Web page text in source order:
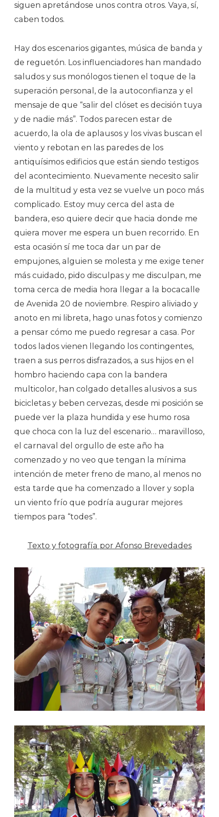
siguen apretándose unos contra otros. Vaya, sí,
caben todos.
Hay dos escenarios gigantes, música de banda y
de reguetón. Los influenciadores han mandado
saludos y sus monólogos tienen el toque de la
superación personal, de la autoconfianza y el
mensaje de que “salir del clóset es decisión tuya
y de nadie más”. Todos parecen estar de
acuerdo, la ola de aplausos y los vivas buscan el
viento y rebotan en las paredes de los
antiquísimos edificios que están siendo testigos
del acontecimiento. Nuevamente necesito salir
de la multitud y esta vez se vuelve un poco más
complicado. Estoy muy cerca del asta de
bandera, eso quiere decir que hacia donde me
quiera mover me espera un buen recorrido. En
esta ocasión sí me toca dar un par de
empujones, alguien se molesta y me exige tener
más cuidado, pido disculpas y me disculpan, me
toma cerca de media hora llegar a la bocacalle
de Avenida 20 de noviembre. Respiro aliviado y
anoto en mi libreta, hago unas fotos y comienzo
a pensar cómo me puedo regresar a casa. Por
todos lados vienen llegando los contingentes,
traen a sus perros disfrazados, a sus hijos en el
hombro haciendo capa con la bandera
multicolor, han colgado detalles alusivos a sus
bicicletas y beben cervezas, desde mi posición se
puede ver la plaza hundida y ese humo rosa
que choca con la luz del escenario… maravilloso,
el carnaval del orgullo de este año ha
comenzado y no veo que tengan la mínima
intención de meter freno de mano, al menos no
esta tarde que ha comenzado a llover y sopla
un viento frío que podría augurar mejores
tiempos para “todes”.
Texto y fotografía por Afonso Brevedades